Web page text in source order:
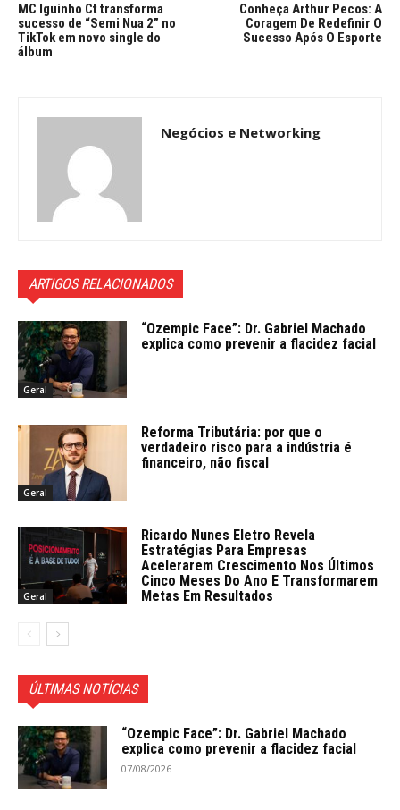
MC Iguinho Ct transforma
sucesso de “Semi Nua 2” no
TikTok em novo single do
álbum
Conheça Arthur Pecos: A
Coragem De Redefinir O
Sucesso Após O Esporte
Negócios e Networking
ARTIGOS RELACIONADOS
Geral
“Ozempic Face”: Dr. Gabriel Machado
explica como prevenir a flacidez facial
Geral
Reforma Tributária: por que o
verdadeiro risco para a indústria é
financeiro, não fiscal
Geral
Ricardo Nunes Eletro Revela
Estratégias Para Empresas
Acelerarem Crescimento Nos Últimos
Cinco Meses Do Ano E Transformarem
Metas Em Resultados
ÚLTIMAS NOTÍCIAS
“Ozempic Face”: Dr. Gabriel Machado
explica como prevenir a flacidez facial
07/08/2026